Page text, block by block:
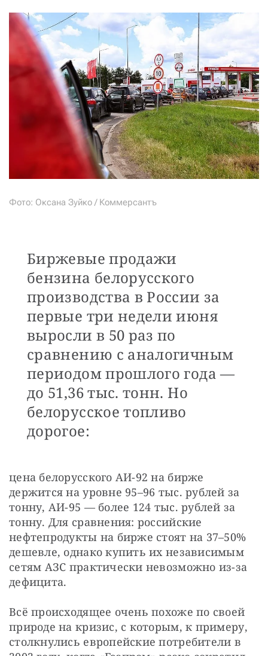
Фото: Оксана Зуйко / Коммерсантъ
Биржевые продажи
бензина белорусского
производства в России за
первые три недели июня
выросли в 50 раз по
сравнению с аналогичным
периодом прошлого года —
до 51,36 тыс. тонн. Но
белорусское топливо
дорогое:
цена белорусского АИ-92 на бирже
держится на уровне 95–96 тыс. рублей за
тонну, АИ-95 — более 124 тыс. рублей за
тонну. Для сравнения: российские
нефтепродукты на бирже стоят на 37–50%
дешевле, однако купить их независимым
сетям АЗС практически невозможно из-за
дефицита.
Всё происходящее очень похоже по своей
природе на кризис, с которым, к примеру,
столкнулись европейские потребители в